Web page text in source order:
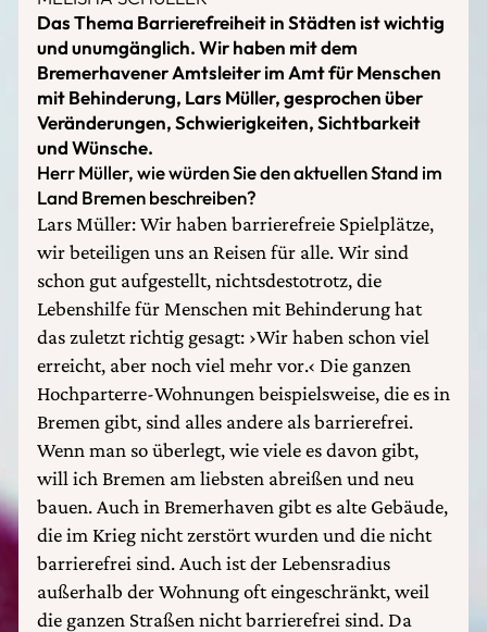
Das Thema Barrierefreiheit in Städten ist wichtig
und unumgänglich. Wir haben mit dem
Bremerhavener Amtsleiter im Amt für Menschen
mit Behinderung, Lars Müller, gesprochen über
Veränderungen, Schwierigkeiten, Sichtbarkeit
und Wünsche.
Herr Müller, wie würden Sie den aktuellen Stand im
Land Bremen beschreiben?
Lars Müller: Wir haben barrierefreie Spielplätze,
wir beteiligen uns an Reisen für alle. Wir sind
schon gut aufgestellt, nichtsdestotrotz, die
Lebenshilfe für Menschen mit Behinderung hat
das zuletzt richtig gesagt: ›Wir haben schon viel
erreicht, aber noch viel mehr vor.‹ Die ganzen
Hochparterre-Wohnungen beispielsweise, die es in
Bremen gibt, sind alles andere als barrierefrei.
Wenn man so überlegt, wie viele es davon gibt,
will ich Bremen am liebsten abreißen und neu
bauen. Auch in Bremerhaven gibt es alte Gebäude,
die im Krieg nicht zerstört wurden und die nicht
barrierefrei sind. Auch ist der Lebensradius
außerhalb der Wohnung oft eingeschränkt, weil
die ganzen Straßen nicht barrierefrei sind. Da